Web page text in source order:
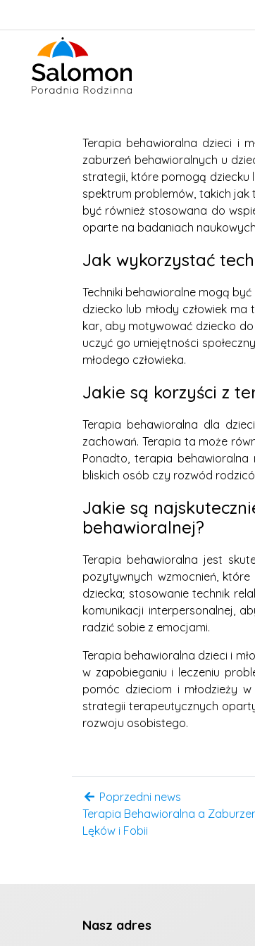
Terapia behawioralna dzieci i
zaburzeń behawioralnych u
strategii, które pomogą dziecku
spektrum problemów, takich jak
być również stosowana do
oparte na badaniach
Jak wykorzystać
Techniki behawioralne mogą
dziecko lub młody człowiek
kar, aby motywować dziecko
uczyć go umiejętności
młodego człowieka.
Jakie są korzyści z
Terapia behawioralna dla
zachowań. Terapia ta może
Ponadto, terapia
bliskich osób czy rozwód
Jakie są
behawioralnej?
Terapia behawioralna jest
pozytywnych wzmocnień,
dziecka; stosowanie technik
komunikacji interpersonalnej,
radzić sobie z emocjami.
Terapia behawioralna dzieci i
w zapobieganiu i leczeniu
pomóc dzieciom i młodzieży
strategii terapeutycznych
rozwoju osobistego.
Poprzedni news
Terapia Behawioralna a
Lęków i Fobii
Nasz adres